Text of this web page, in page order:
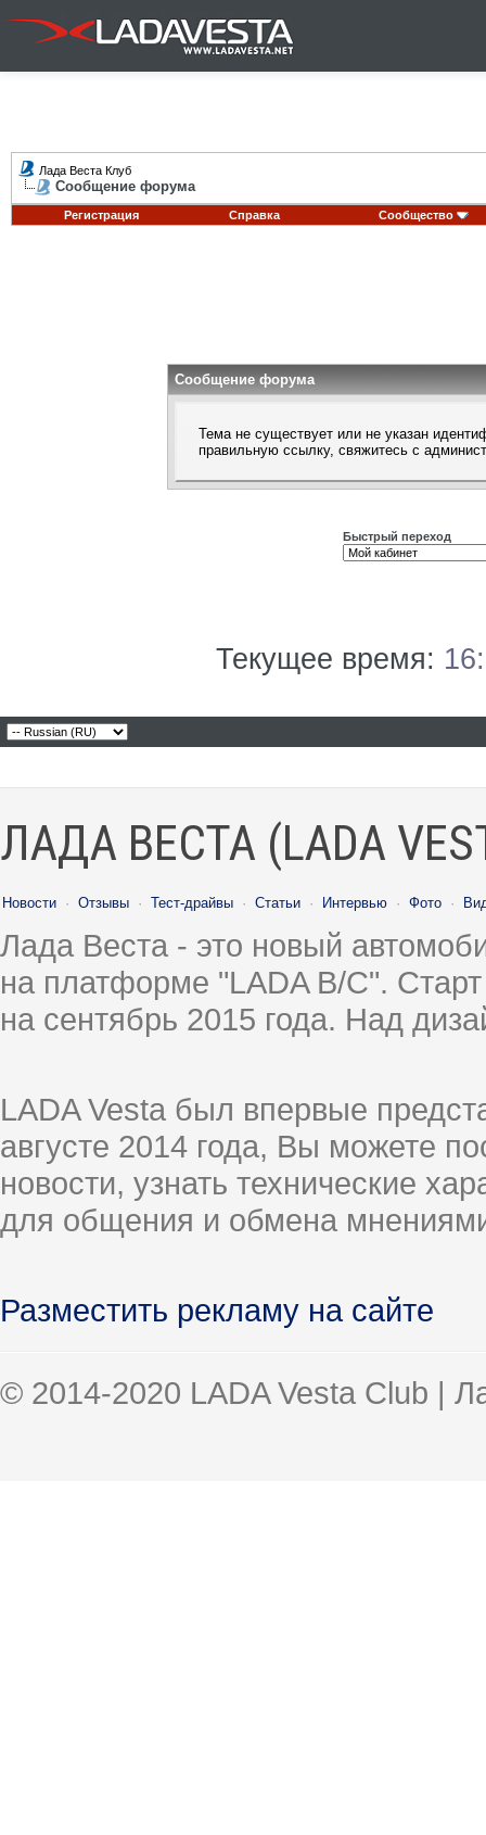
Лада Веста Клуб
Сообщение форума
Регистрация Справка Сообщество
Сообщение форума
Тема не существует или не указан
правильную ссылку, свяжитесь с
Быстрый переход
Текущее время:
ЛАДА ВЕСТА (LADA
Новости · Отзывы · Тест-драйвы · Статьи · Интервью · Фото ·
Лада Веста - это новый
на платформе "LADA B/C".
на сентябрь 2015 года. Над
LADA Vesta был впервые
августе 2014 года, Вы можете
новости, узнать технические
для общения и обмена
Разместить рекламу на сайте
© 2014-2020 LADA Vesta Club |